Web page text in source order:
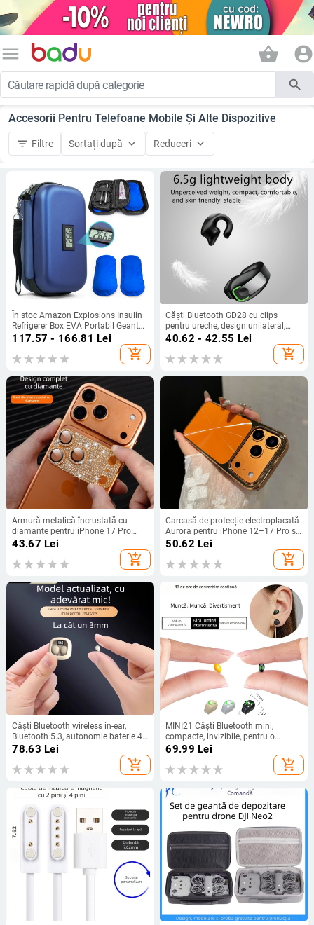
menu shopping_basket account_circle
search
Accesorii Pentru Telefoane Mobile Și Alte Dispozitive
filter_list Filtre Sortați după keyboard_arrow_down Reduceri keyboard_arrow_down
În stoc Amazon Explosions Insulin
Refrigerer Box EVA Portabil Geantă
frigider pentru exterior cu
Conservare la rece
117.57 - 166.81 Lei
add_shopping_cart
Căști Bluetooth GD28 cu clips
pentru ureche, design unilateral,
pentru afaceri și sport
40.62 - 42.55 Lei
add_shopping_cart
Armură metalică încrustată cu
diamante pentru iPhone 17 Pro
Max — folie de obiectiv integrată,
protecție a camerei din spate, HD,
rezistentă la explozii, praf
43.67 Lei
add_shopping_cart
Carcasă de protecție electroplacată
Aurora pentru iPhone 12–17 Pro și
Pro Max, acoperire completă, anti-
50.62 Lei
add_shopping_cart
Căști Bluetooth wireless in-ear,
Bluetooth 5.3, autonomie baterie 4–
8 ore, rază de 10 m, reducere a
zgomotului, latență scăzută pentru
gaming
78.63 Lei
add_shopping_cart
MINI21 Căști Bluetooth mini,
compacte, invizibile, pentru o
ureche în alergare și sport, sunet de
69.99 Lei
add_shopping_cart